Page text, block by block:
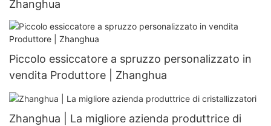
Zhanghua
Piccolo essiccatore a spruzzo personalizzato in
vendita Produttore | Zhanghua
Zhanghua | La migliore azienda produttrice di